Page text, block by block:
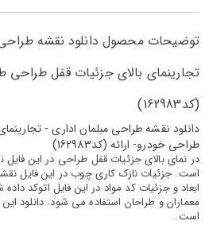
توضیحات محصول دانلود نقشه طراحی
تجارینمای بالای جزئیات قفل طراحی
(کد162983)
دانلود نقشه طراحی مبلمان اداری -
طراحی خودرو- ارائه (کد162983)
در نمای بالای جزئیات قفل طراحی در این
است. جزئیات نازک کاری چوب در این فایل
ابعاد و جزئیات کد مواد در این فایل اتوکد
معماران و طراحان استفاده می شود. دانلود
است.